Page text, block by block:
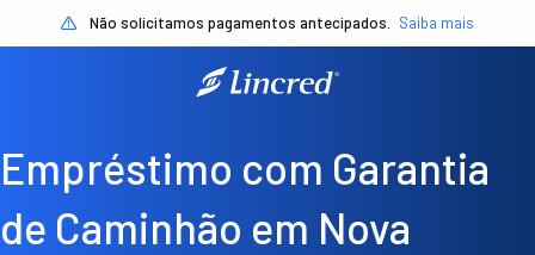
Não solicitamos pagamentos antecipados. Saiba mais
Empréstimo com Garantia
de Caminhão em Nova